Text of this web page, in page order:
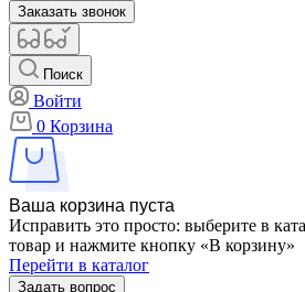
Заказать звонок
Поиск
Войти
0 Корзина
Ваша корзина пуста
Исправить это просто: выберите в
товар и нажмите кнопку «В корзину»
Перейти в каталог
Задать вопрос